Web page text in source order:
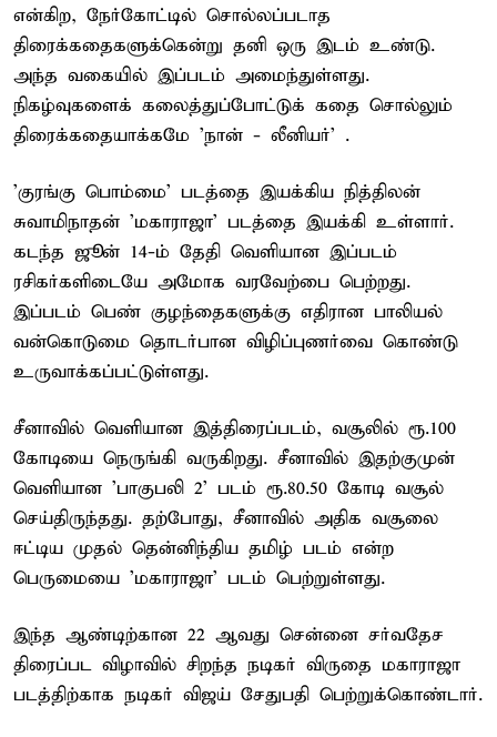
என்கிற, நேர்கோட்டில் சொல்லப்படாத
திரைக்கதைகளுக்கென்று தனி ஒரு இடம் உண்டு.
அந்த வகையில் இப்படம் அமைந்துள்ளது.
நிகழ்வுகளைக் கலைத்துப்போட்டுக் கதை சொல்லும்
திரைக்கதையாக்கமே 'நான் - லீனியர்' .
'குரங்கு பொம்மை' படத்தை இயக்கிய நித்திலன்
சுவாமிநாதன் 'மகாராஜா' படத்தை இயக்கி உள்ளார்.
கடந்த ஜூன் 14-ம் தேதி வெளியான இப்படம்
ரசிகர்களிடையே அமோக வரவேற்பை பெற்றது.
இப்படம் பெண் குழந்தைகளுக்கு எதிரான பாலியல்
வன்கொடுமை தொடர்பான விழிப்புணர்வை கொண்டு
உருவாக்கப்பட்டுள்ளது.
சீனாவில் வெளியான இத்திரைப்படம், வசூலில் ரூ.100
கோடியை நெருங்கி வருகிறது. சீனாவில் இதற்குமுன்
வெளியான 'பாகுபலி 2' படம் ரூ.80.50 கோடி வசூல்
செய்திருந்தது. தற்போது, சீனாவில் அதிக வசூலை
ஈட்டிய முதல் தென்னிந்திய தமிழ் படம் என்ற
பெருமையை 'மகாராஜா' படம் பெற்றுள்ளது.
இந்த ஆண்டிற்கான 22 ஆவது சென்னை சர்வதேச
திரைப்பட விழாவில் சிறந்த நடிகர் விருதை மகாராஜா
படத்திற்காக நடிகர் விஜய் சேதுபதி பெற்றுக்கொண்டார்.